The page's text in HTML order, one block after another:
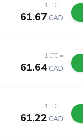
1 LTC =
61.67 CAD
1 LTC =
61.64CAD
1 LTC =
61.22 CAD